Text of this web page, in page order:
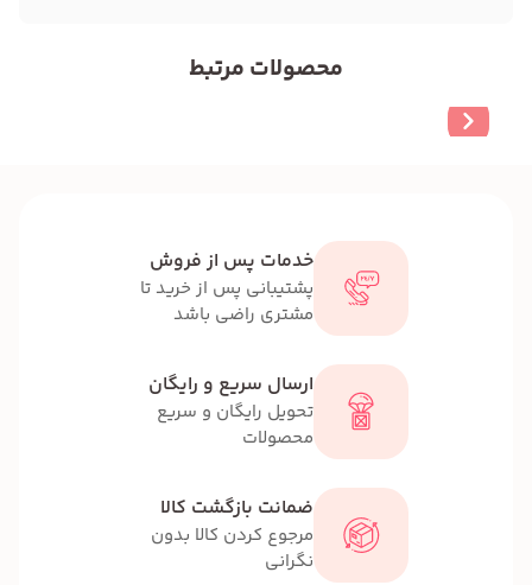
محصولات مرتبط
خدمات پس از فروش
پشتیبانی پس از خرید تا
مشتری راضی باشد
ارسال سریع و رایگان
تحویل رایگان و سریع
محصولات
ضمانت بازگشت کالا
مرجوع کردن کالا بدون
نگرانی